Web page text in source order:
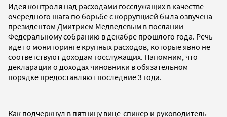
Идея контроля над расходами госслужащих в качестве
очередного шага по борьбе с коррупцией была озвучена
президентом Дмитрием Медведевым в послании
Федеральному собранию в декабре прошлого года. Речь
идет о мониторинге крупных расходов, которые явно не
соответствуют доходам госслужащих. Напомним, что
декларации о доходах чиновники в обязательном
порядке предоставляют последние 3 года.
Как подчеркнул в пятницу вице-спикер и руководитель